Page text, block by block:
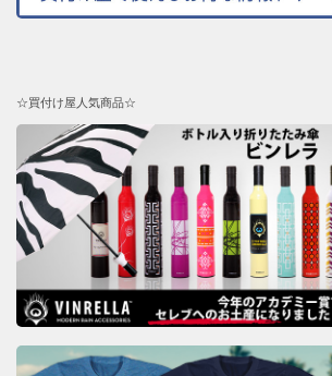
☆買付け屋人気商品☆